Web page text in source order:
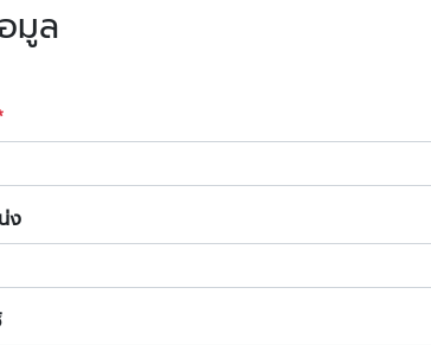
มูล
ง